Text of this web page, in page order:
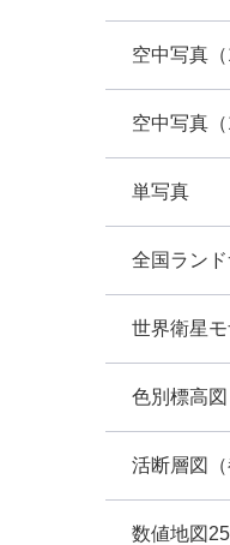
空中写真
空中写真（
単写真
全国ラン
世界衛星
色別標高図
活断層図（
数値地図